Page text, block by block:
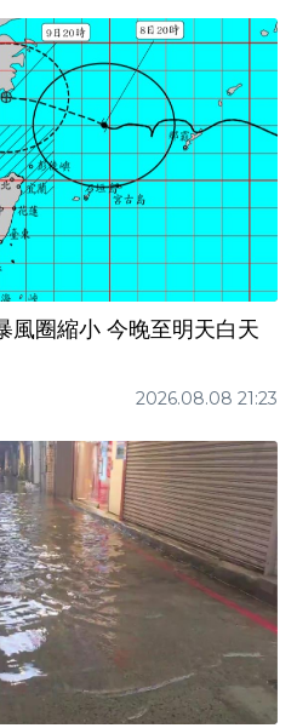
風圈縮小 今晚至明天白天
2026.08.08 21:23